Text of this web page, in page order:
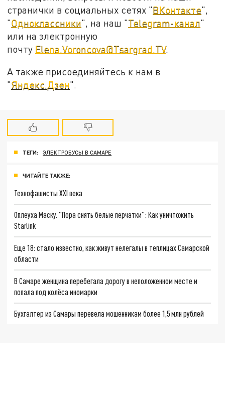
странички в социальных сетях "ВКонтакте",
"Одноклассники", на наш "Telegram-канал"
или на электронную
почту Elena.Voroncova@Tsargrad.TV.
А также присоединяйтесь к нам в
"Яндекс.Дзен".
ТЕГИ: ЭЛЕКТРОБУСЫ В САМАРЕ
ЧИТАЙТЕ ТАКЖЕ:
Технофашисты XXI века
Оплеуха Маску. "Пора снять белые перчатки": Как уничтожить
Starlink
Еще 18: стало известно, как живут нелегалы в теплицах Самарской
области
В Самаре женщина перебегала дорогу в неположенном месте и
попала под колёса иномарки
Бухгалтер из Самары перевела мошенникам более 1,5 млн рублей